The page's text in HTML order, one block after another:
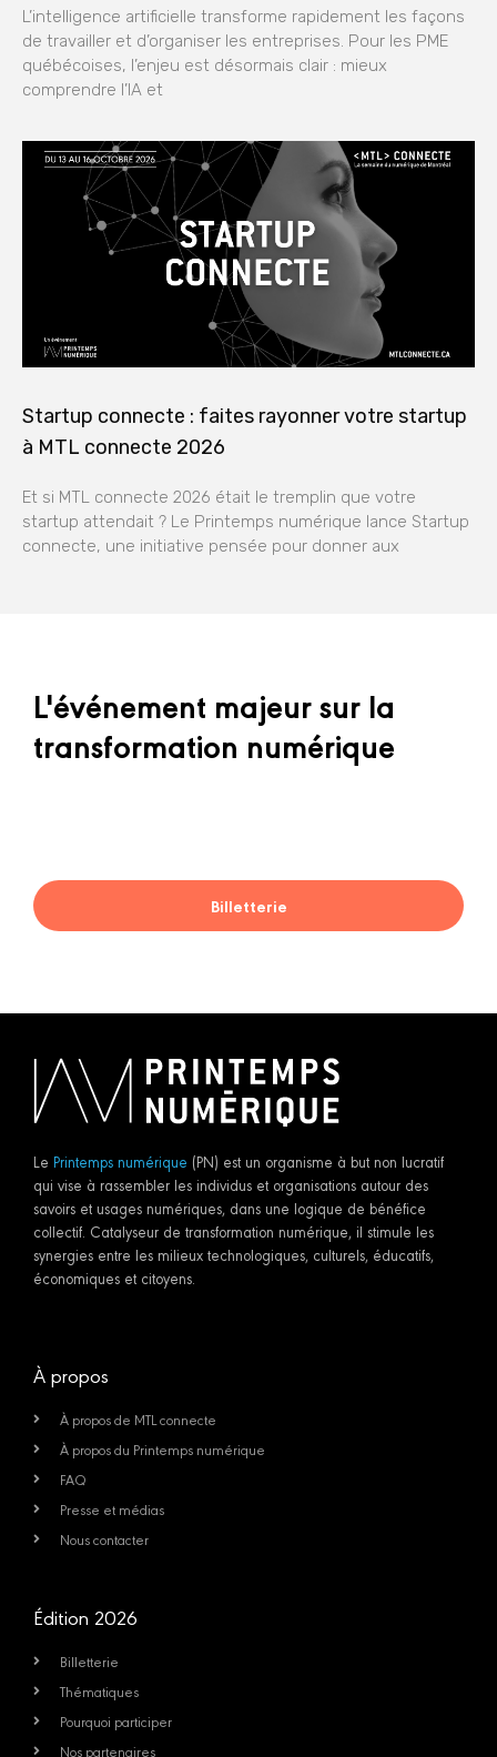
L’intelligence artificielle transforme rapidement les façons
de travailler et d’organiser les entreprises. Pour les PME
québécoises, l’enjeu est désormais clair : mieux
comprendre l’IA et
Startup connecte : faites rayonner votre startup
à MTL connecte 2026
Et si MTL connecte 2026 était le tremplin que votre
startup attendait ? Le Printemps numérique lance Startup
connecte, une initiative pensée pour donner aux
L'événement majeur sur la
transformation numérique
Billetterie
Le Printemps numérique (PN) est un organisme à but non lucratif
qui vise à rassembler les individus et organisations autour des
savoirs et usages numériques, dans une logique de bénéfice
collectif. Catalyseur de transformation numérique, il stimule les
synergies entre les milieux technologiques, culturels, éducatifs,
économiques et citoyens.
À propos
À propos de MTL connecte
À propos du Printemps numérique
FAQ
Presse et médias
Nous contacter
Édition 2026
Billetterie
Thématiques
Pourquoi participer
Nos partenaires